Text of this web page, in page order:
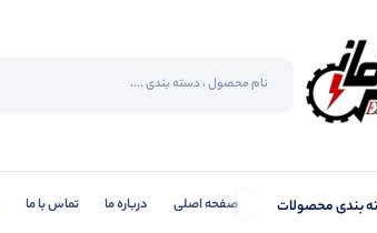
بندی محصولات صفحه اصلی درباره ما تماس با ما